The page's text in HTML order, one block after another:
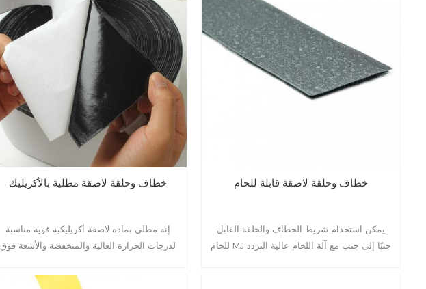
خطاف وحلقة لاصقة مطلية بالأكريليك
إنه مطلي بمادة لاصقة أكريليكية قوية مناسبة
لدرجات الحرارة العالية والمنخفضة والأشعة فوق
خطاف وحلقة لاصقة قابلة للحام
يمكن استخدام شريط الخطاف والحلقة القابل
للحام MJ جنبًا إلى جنب مع آلة اللحام عالية التردد